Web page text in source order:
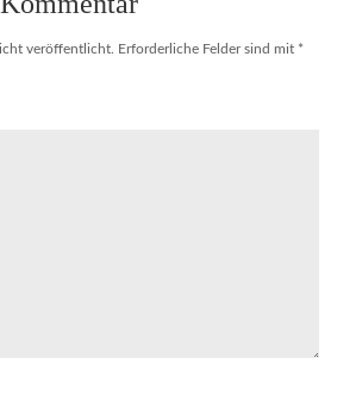
veröffentlicht. Erforderliche Felder sind mit *